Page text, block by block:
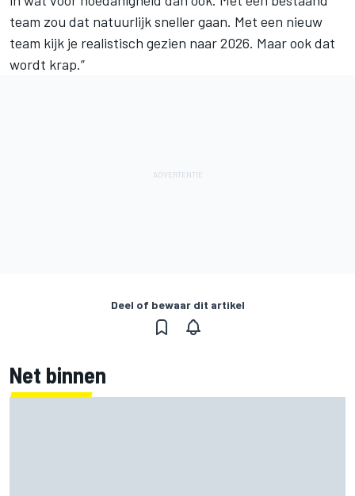
team zou dat natuurlijk sneller gaan. Met een nieuw
team kijk je realistisch gezien naar 2026. Maar ook dat
wordt krap.”
Deel of bewaar dit artikel
Net binnen